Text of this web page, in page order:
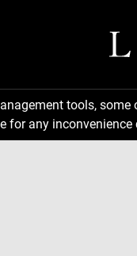
tools,
for any